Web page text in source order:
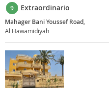
9 Extraordinario
Mahager Bani Youssef Road,
Al Hawamidiyah